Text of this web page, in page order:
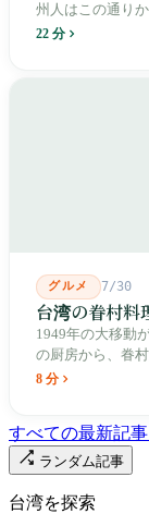
州人はこの通り
清は下樹林に大
22 分
グルメ 7/30
台湾の眷村料
1949年の大移動
の厨房から、眷
8 分
すべての最新記
ランダム記事
台湾を探索